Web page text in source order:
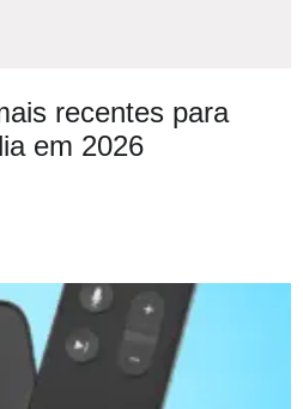
recentes para
em 2026